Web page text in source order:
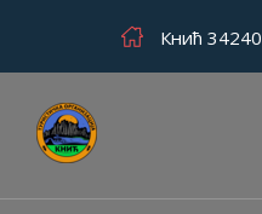
Кнић 34240